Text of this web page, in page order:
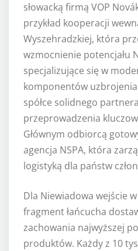
słowacką firmą VOP
przykład kooperacji
Wyszehradzkiej, która
wzmocnienie potencjału
specjalizujące się w
komponentów
spółce solidnego
przeprowadzenia
Głównym odbiorcą
agencja NSPA, która
logistyką dla państw
Dla Niewiadowa wejście
fragment łańcucha
zachowania najwyższej
produktów. Każdy z 10